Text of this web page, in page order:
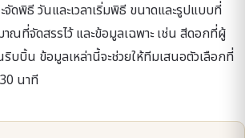
จัดพิธี วันและเวลาเริ่มพิธี ขนาดและรูปแบบที่
ณที่จัดสรรไว้ และข้อมูลเฉพาะ เช่น สีดอกที่ผู้
บบิ้น ข้อมูลเหล่านี้จะช่วยให้ทีมเสนอตัวเลือกที่
นาที